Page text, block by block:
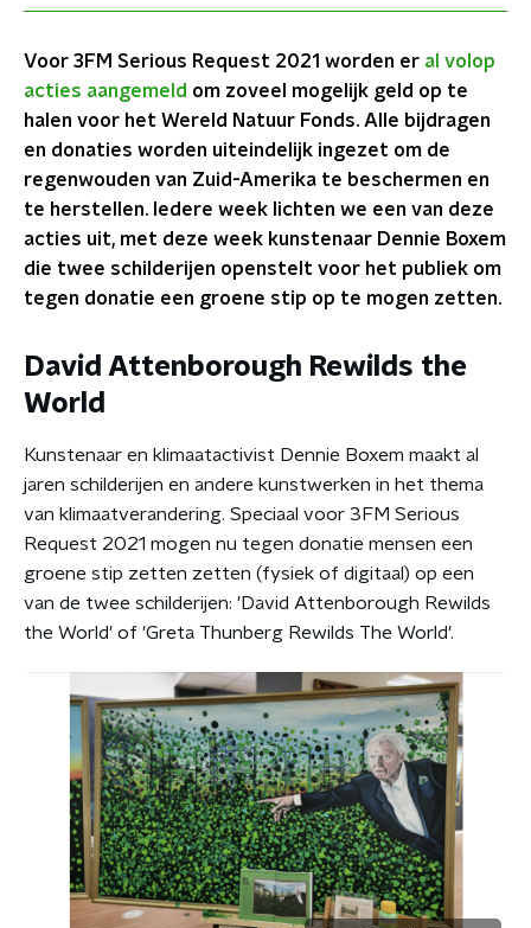
Voor 3FM Serious Request 2021 worden er al volop
acties aangemeld om zoveel mogelijk geld op te
halen voor het Wereld Natuur Fonds. Alle bijdragen
en donaties worden uiteindelijk ingezet om de
regenwouden van Zuid-Amerika te beschermen en
te herstellen. Iedere week lichten we een van deze
acties uit, met deze week kunstenaar Dennie Boxem
die twee schilderijen openstelt voor het publiek om
tegen donatie een groene stip op te mogen zetten.
David Attenborough Rewilds the
World
Kunstenaar en klimaatactivist Dennie Boxem maakt al
jaren schilderijen en andere kunstwerken in het thema
van klimaatverandering. Speciaal voor 3FM Serious
Request 2021 mogen nu tegen donatie mensen een
groene stip zetten zetten (fysiek of digitaal) op een
van de twee schilderijen: 'David Attenborough Rewilds
the World' of 'Greta Thunberg Rewilds The World'.